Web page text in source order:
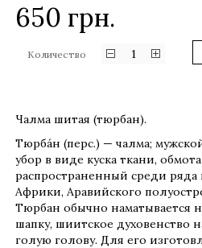
650 грн.
Количество 1
Чалма шитая (тюрбан).
Тюрба́н (перс.) — чалма;
убор в виде куска ткани,
распространенный среди
Африки, Аравийского
Тюрбан обычно наматывается
шапку, шиитское духовенство
голую голову. Для его